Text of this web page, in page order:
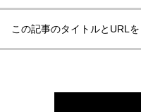
この記事のタイトルとURL